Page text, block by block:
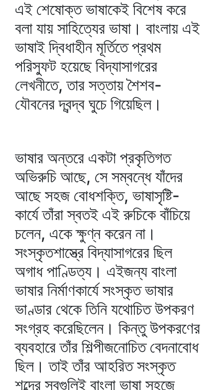
এই শেষোক্ত ভাষাকেই বিশেষ করে
বলা যায় সাহিত্যের ভাষা। বাংলায় এই
ভাষাই দ্বিধাহীন মূর্তিতে প্রথম
পরিস্ফুট হয়েছে বিদ্যাসাগরের
লেখনীতে, তার সত্তায় শৈশব-
যৌবনের দ্বন্দ্ব ঘুচে গিয়েছিল।
ভাষার অন্তরে একটা প্রকৃতিগত
অভিরুচি আছে, সে সম্বন্ধে যাঁদের
আছে সহজ বোধশক্তি, ভাষাসৃষ্টি-
কার্যে তাঁরা স্বতই এই রুচিকে বাঁচিয়ে
চলেন, একে ক্ষুণ্ন করেন না।
সংস্কৃতশাস্ত্রে বিদ্যাসাগরের ছিল
অগাধ পাণ্ডিত্য। এইজন্য বাংলা
ভাষার নির্মাণকার্যে সংস্কৃত ভাষার
ভাণ্ডার থেকে তিনি যথোচিত উপকরণ
সংগ্রহ করেছিলেন। কিন্তু উপকরণের
ব্যবহারে তাঁর শিল্পীজনোচিত বেদনাবোধ
ছিল। তাই তাঁর আহরিত সংস্কৃত
শব্দের সবগুলিই বাংলা ভাষা সহজে